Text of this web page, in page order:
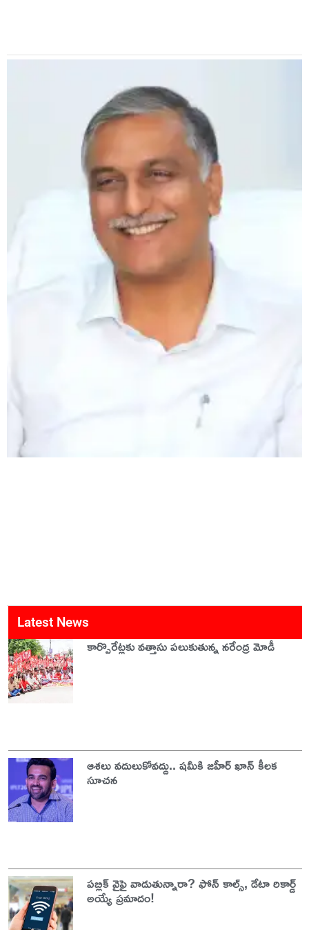
Latest News
కార్పొరేట్లకు వత్తాసు పలుకుతున్న నరేంద్ర మోడీ
ఆశలు వదులుకోవద్దు.. షమీకి జహీర్ ఖాన్ కీలక
సూచన
పబ్లిక్ వైఫై వాడుతున్నారా? ఫోన్ కాల్స్, డేటా రికార్డ్
అయ్యే ప్రమాదం!